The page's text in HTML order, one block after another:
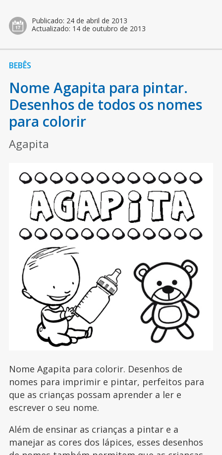
Publicado: 24 de abril de 2013
Actualizado: 14 de outubro de 2013
BEBÊS
Nome Agapita para pintar.
Desenhos de todos os nomes
para colorir
Agapita
Nome Agapita para colorir. Desenhos de
nomes para imprimir e pintar, perfeitos para
que as crianças possam aprender a ler e
escrever o seu nome.
Além de ensinar as crianças a pintar e a
manejar as cores dos lápices, esses desenhos